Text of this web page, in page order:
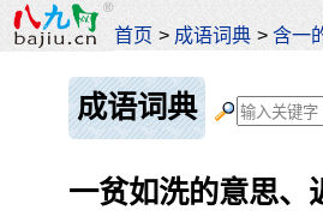
首页 > 成语词典 >含一
成语词典
一贫如洗的意思、